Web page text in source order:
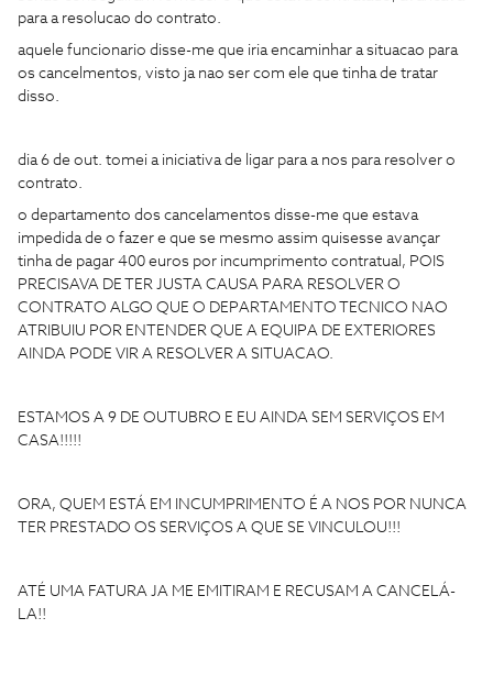
para a resolucao do contrato.
aquele funcionario disse-me que iria encaminhar a situacao para
os cancelmentos, visto ja nao ser com ele que tinha de tratar
disso.
dia 6 de out. tomei a iniciativa de ligar para a nos para resolver o
contrato.
o departamento dos cancelamentos disse-me que estava
impedida de o fazer e que se mesmo assim quisesse avançar
tinha de pagar 400 euros por incumprimento contratual, POIS
PRECISAVA DE TER JUSTA CAUSA PARA RESOLVER O
CONTRATO ALGO QUE O DEPARTAMENTO TECNICO NAO
ATRIBUIU POR ENTENDER QUE A EQUIPA DE EXTERIORES
AINDA PODE VIR A RESOLVER A SITUACAO.
ESTAMOS A 9 DE OUTUBRO E EU AINDA SEM SERVIÇOS EM
CASA!!!!!
ORA, QUEM ESTÁ EM INCUMPRIMENTO É A NOS POR NUNCA
TER PRESTADO OS SERVIÇOS A QUE SE VINCULOU!!!
ATÉ UMA FATURA JA ME EMITIRAM E RECUSAM A CANCELÁ-
LA!!